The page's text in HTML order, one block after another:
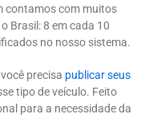
contamos com muitos
Brasil: 8 em cada 10
no nosso sistema.
precisa publicar seus
tipo de veículo. Feito
para a necessidade da